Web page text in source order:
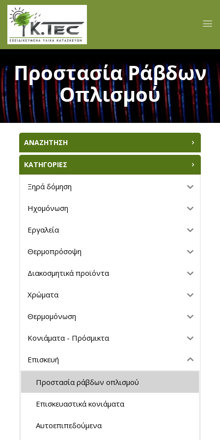
Προστασία Ράβδων
Οπλισμού
ΑΝΑΖΗΤΗΣΗ
ΚΑΤΗΓΟΡΙΕΣ
Ξηρά δόμηση
Ηχομόνωση
Εργαλεία
Θερμοπρόσοψη
Διακοσμητικά προϊόντα
Χρώματα
Θερμομόνωση
Κονιάματα - Πρόσμικτα
Επισκευή
Προστασία ράβδων οπλισμού
Επισκευαστικά κονιάματα
Αυτοεπιπεδούμενα